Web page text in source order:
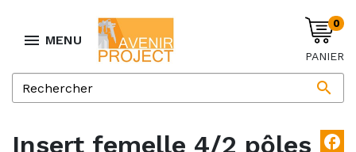
 MENU

0
PANIER
Insert femelle 4/2 pôles
facebook